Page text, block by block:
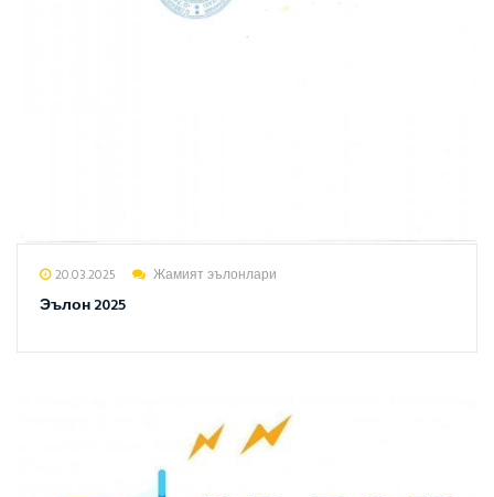
20.03.2025 Жамият эълонлари
Эълон 2025